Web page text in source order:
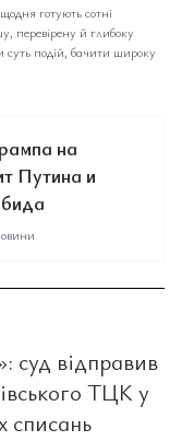
готують сотні
перевірену й глибоку
суть подій, бачити широку
на
Путина и
суд відправив
ТЦК у
списань